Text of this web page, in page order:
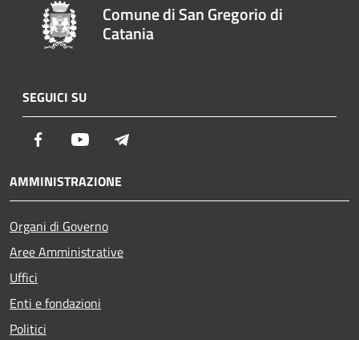
Comune di San Gregorio di
Catania
SEGUICI SU
Facebook Youtube
AMMINISTRAZIONE
Organi di Governo
Aree Amministrative
Uffici
Enti e fondazioni
Politici